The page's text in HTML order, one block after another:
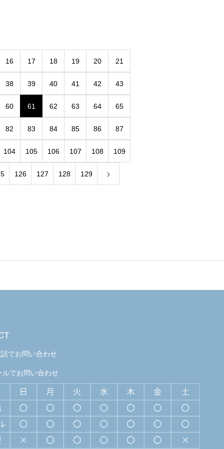
16 17 18 19 20 21
38 39 40 41 42 43
60 61 62 63 64 65
82 83 84 85 86 87
104 105 106 107 108 109
126 127 128 129
でお問い合わせ
ルでお問い合わせ